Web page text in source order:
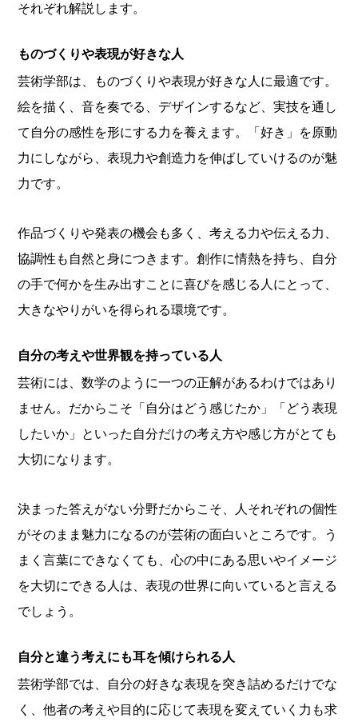
それぞれ解説します。
ものづくりや表現が好きな人
芸術学部は、ものづくりや表現が好きな人に最適です。
絵を描く、音を奏でる、デザインするなど、実技を通し
て自分の感性を形にする力を養えます。「好き」を原動
力にしながら、表現力や創造力を伸ばしていけるのが魅
力です。
作品づくりや発表の機会も多く、考える力や伝える力、
協調性も自然と身につきます。創作に情熱を持ち、自分
の手で何かを生み出すことに喜びを感じる人にとって、
大きなやりがいを得られる環境です。
自分の考えや世界観を持っている人
芸術には、数学のように一つの正解があるわけではあり
ません。だからこそ「自分はどう感じたか」「どう表現
したいか」といった自分だけの考え方や感じ方がとても
大切になります。
決まった答えがない分野だからこそ、人それぞれの個性
がそのまま魅力になるのが芸術の面白いところです。う
まく言葉にできなくても、心の中にある思いやイメージ
を大切にできる人は、表現の世界に向いていると言える
でしょう。
自分と違う考えにも耳を傾けられる人
芸術学部では、自分の好きな表現を突き詰めるだけでな
く、他者の考えや目的に応じて表現を変えていく力も求